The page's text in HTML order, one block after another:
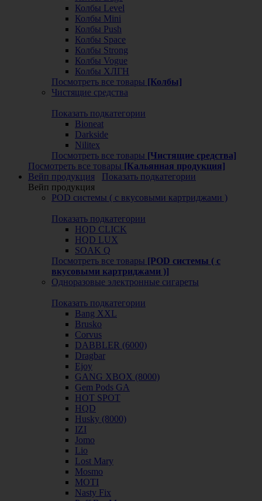
Колбы Level
Колбы Mini
Колбы Push
Колбы Space
Колбы Strong
Колбы Vogue
Колбы ХЛГН
Посмотреть все товары [Колбы]
Чистящие средства
Показать подкатегории
Bioneat
Darkside
Nilitex
Посмотреть все товары [Чистящие средства]
Посмотреть все товары [Кальянная продукция]
Вейп продукция
Показать подкатегории
Вейп продукция
POD системы ( с вкусовыми картриджами )
Показать подкатегории
HQD CLICK
HQD LUX
SOAK Q
Посмотреть все товары [POD системы ( с
вкусовыми картриджами )]
Одноразовые электронные сигареты
Показать подкатегории
Bang XXL
Brusko
Corvus
DABBLER (6000)
Dragbar
Ejoy
GANG XBOX (8000)
Gem Pods GA
HOT SPOT
HQD
Husky (8000)
IZI
Jomo
Lio
Lost Mary
Mosmo
MOTI
Nasty Fix